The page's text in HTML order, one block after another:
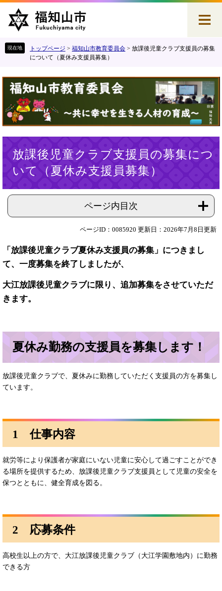
す
し
文
トップページ > 福知山市教育委員会 > 放課後児童クラブ支援員の募集
について（夏休み支援員募集）
放課後児童クラブ支援員の募集につ
いて（夏休み支援員募集）
ページ内目次
ページID：0085920 更新日：2026年7月8日更新
「放課後児童クラブ夏休み支援員の募集」につきまし
て、一度募集を終了しましたが、
大江放課後児童クラブに限り、追加募集をさせていただ
きます。
夏休み勤務の支援員を募集します！
放課後児童クラブで、夏休みに勤務していただく支援員の方を募集し
ています。
1 仕事内容
就労等により保護者が家庭にいない児童に安心して過ごすことができ
る場所を提供するため、放課後児童クラブ支援員として児童の安全を
保つとともに、健全育成を図る。
2 応募条件
高校生以上の方で、大江放課後児童クラブ（大江学園敷地内）に勤務
できる方